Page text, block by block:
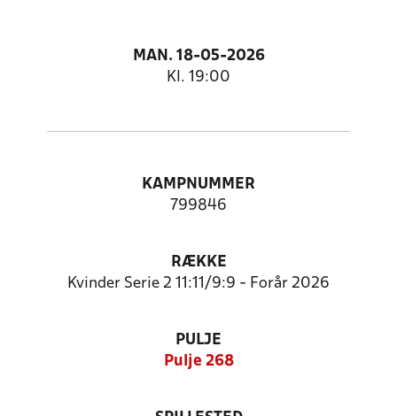
MAN. 18-05-2026
Kl. 19:00
KAMPNUMMER
799846
RÆKKE
Kvinder Serie 2 11:11/9:9 - Forår 2026
PULJE
Pulje 268